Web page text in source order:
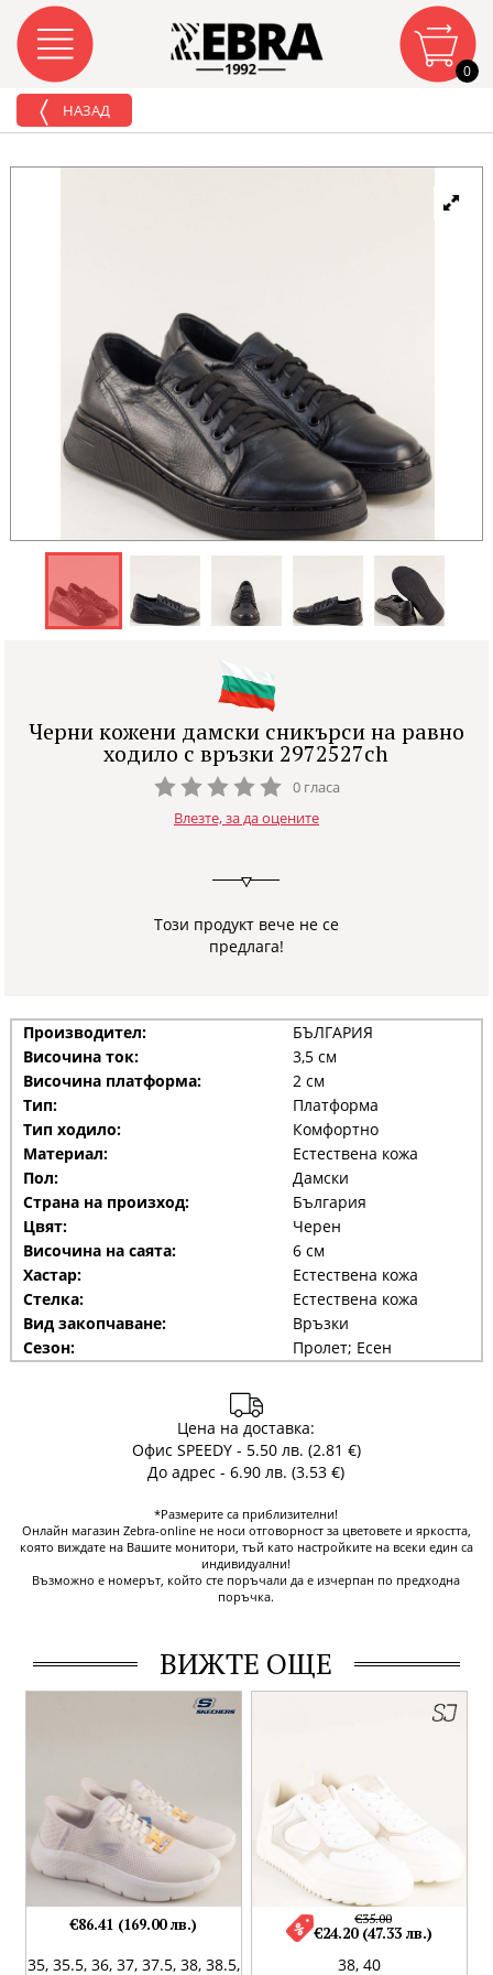
0
НАЗАД
Черни кожени дамски сникърси на равно
ходило с връзки 2972527ch
0 гласа
Влезте, за да оцените
Този продукт вече не се
предлага!
Производител:
БЪЛГАРИЯ
Височина ток:
3,5 см
Височина платформа:
2 см
Тип:
Платформа
Тип ходило:
Комфортно
Материал:
Естествена кожа
Пол:
Дамски
Страна на произход:
България
Цвят:
Черен
Височина на саята:
6 см
Хастар:
Естествена кожа
Стелка:
Естествена кожа
Вид закопчаване:
Връзки
Сезон:
Пролет; Есен
Цена на доставка:
Офис SPEEDY - 5.50 лв. (2.81 €)
До адрес - 6.90 лв. (3.53 €)
*Размерите са приблизителни!
Онлайн магазин Zebra-online не носи отговорност за цветовете и яркостта,
която виждате на Вашите монитори, тъй като настройките на всеки един са
индивидуални!
Възможно е номерът, който сте поръчали да е изчерпан по предходна
поръчка.
ВИЖТЕ ОЩЕ
35, 35.5, 36, 37, 37.5, 38, 38.5,
€86.41 (169.00 лв.)
38, 40
€35.00
€24.20 (47.33 лв.)